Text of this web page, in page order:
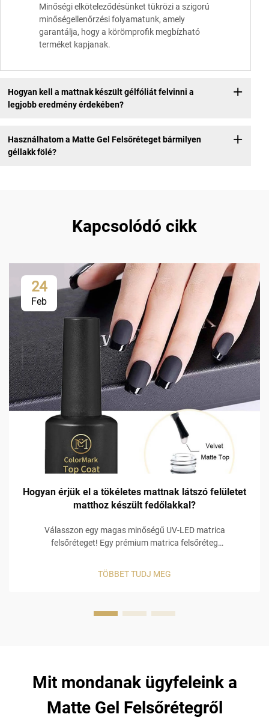
Minőségi elköteleződésünket tükrözi a szigorú
minőségellenőrzési folyamatunk, amely
garantálja, hogy a körömprofik megbízható
terméket kapjanak.
Hogyan kell a mattnak készült gélfóliát felvinni a
legjobb eredmény érdekében?
Használhatom a Matte Gel Felsőréteget bármilyen
géllakk fölé?
Kapcsolódó cikk
24
Feb
Hogyan érjük el a tökéletes mattnak látszó felületet
matthoz készült fedőlakkal?
Válasszon egy magas minőségű UV-LED matrica
felsőréteget! Egy prémium matrica felsőréteg
különösen olyan termék esetében, amely megfelel az EU
TÖBBET TUDJ MEG
Mit mondanak ügyfeleink a
Matte Gel Felsőrétegről